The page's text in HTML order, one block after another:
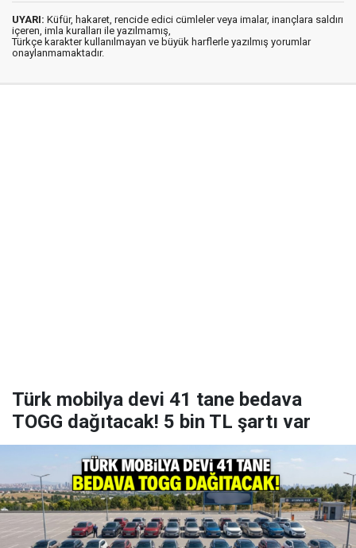
UYARI: Küfür, hakaret, rencide edici cümleler veya imalar, inançlara saldırı
içeren, imla kuralları ile yazılmamış,
Türkçe karakter kullanılmayan ve büyük harflerle yazılmış yorumlar
onaylanmamaktadır.
Türk mobilya devi 41 tane bedava
TOGG dağıtacak! 5 bin TL şartı var